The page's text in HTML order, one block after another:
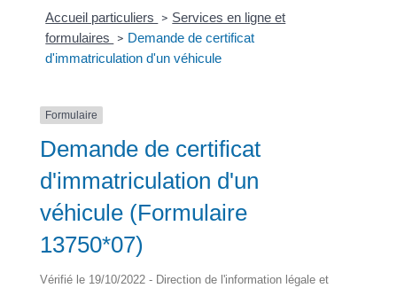
Accueil particuliers > Services en ligne et
formulaires
> Demande de certificat
d'immatriculation d'un véhicule
Formulaire
Demande de certificat
d'immatriculation d'un
véhicule (Formulaire
13750*07)
Vérifié le 19/10/2022 - Direction de l'information légale et